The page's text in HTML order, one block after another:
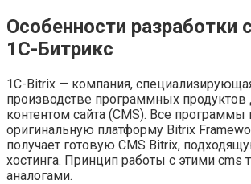
Особенности разработки
1С-Битрикс
1C-Bitrix — компания,
производстве программных продуктов
контентом сайта (CMS). Все
оригинальную платформу Bitrix
получает готовую CMS Bitrix,
хостинга. Принцип работы с этими cms
аналогами.